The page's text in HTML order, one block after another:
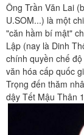
Ông Trần Văn Lai
U.SOM...) là một
"căn hầm bí mật"
Lập (nay là Dinh
chính quyền chế
văn hóa cấp quốc
Trọng đến thăm
dậy Tết Mậu Thân